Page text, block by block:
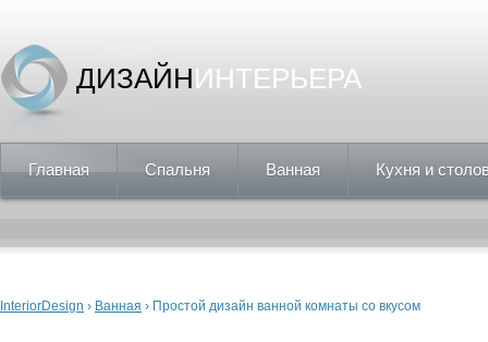
ДИЗАЙНИНТЕРЬЕРА
Главная Спальня Ванная Кухня и
Вы здесь
InteriorDesign › Ванная › Простой дизайн ванной комнаты со вкусом